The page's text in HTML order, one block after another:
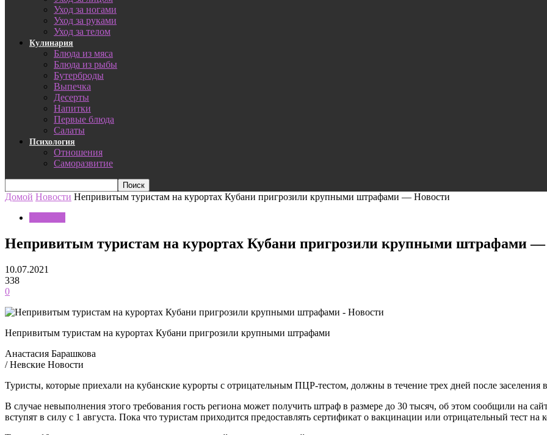
Уход за ногами
Уход за руками
Уход за телом
Кулинария
Блюда из мяса
Блюда из рыбы
Бутерброды
Выпечка
Десерты
Напитки
Первые блюда
Салаты
Психология
Отношения
Саморазвитие
Домой Новости Непривитым туристам на курортах Кубани пригрозили крупными штрафами — Новости
Непривитым туристам на курортах Кубани пригрозили крупными штрафами
10.07.2021
338
0
Непривитым туристам на курортах Кубани пригрозили крупными штрафами
Анастасия Барашкова
/ Невские Новости
Туристы, которые приехали на кубанские курорты с отрицательным ПЦР-тестом, должны в течение трех дней после заселения
В случае невыполнения этого требования гость региона может получить штраф в размере до 30 тысяч, об этом сообщили на
вступят в силу с 1 августа. Пока что туристам приходится предоставлять сертификат о вакцинации или отрицательный тест на